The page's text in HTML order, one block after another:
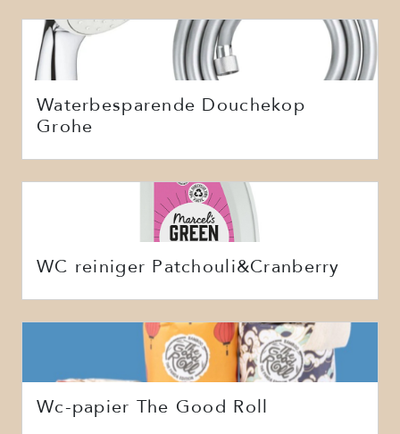
Waterbesparende Douchekop
Grohe
WC reiniger Patchouli&Cranberry
Wc-papier The Good Roll